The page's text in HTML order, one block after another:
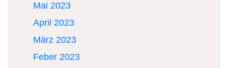
Mai 2023
April 2023
März 2023
Feber 2023